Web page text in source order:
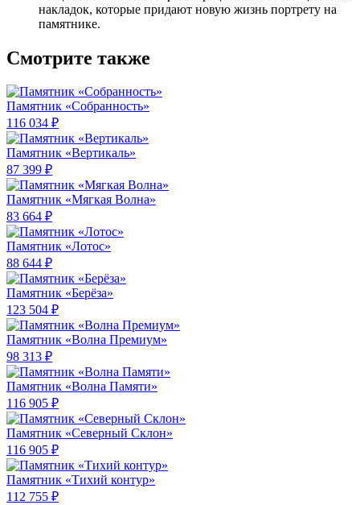
накладок, которые придают новую жизнь портрету на
памятнике.
Смотрите также
Памятник «Собранность»
116 034 ₽
Памятник «Вертикаль»
87 399 ₽
Памятник «Мягкая Волна»
83 664 ₽
Памятник «Лотос»
88 644 ₽
Памятник «Берёза»
123 504 ₽
Памятник «Волна Премиум»
98 313 ₽
Памятник «Волна Памяти»
116 905 ₽
Памятник «Северный Склон»
116 905 ₽
Памятник «Тихий контур»
112 755 ₽